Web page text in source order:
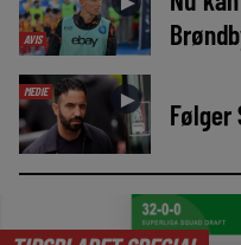
AVIS
MEDIE ►